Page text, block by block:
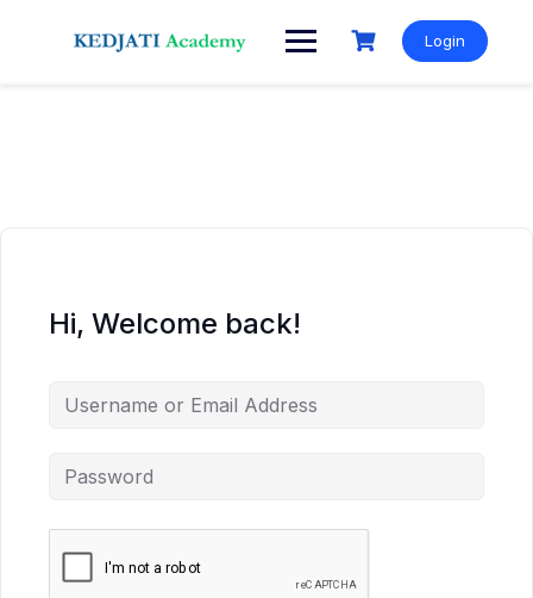
Login
Hi, Welcome back!